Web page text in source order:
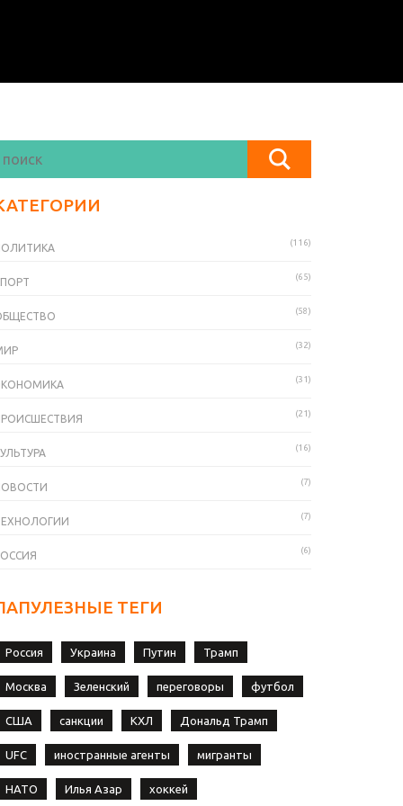
(116)
(65)
(58)
(32)
(31)
(21)
(16)
(7)
(7)
(6)
ТЕГИ
Россия Украина Путин Трамп
Москва Зеленский переговоры футбол
США санкции КХЛ Дональд Трамп
UFC иностранные агенты мигранты
НАТО Илья Азар хоккей